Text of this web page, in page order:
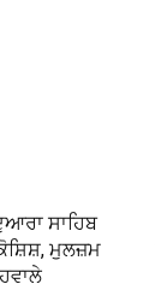
ਸਾਹਿਬ
ਮੁਲਜ਼ਮ